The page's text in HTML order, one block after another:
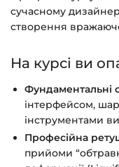
сучасному
створення
На курсі ви
Фундаментальні
інтерфейсом,
інструментами
Професійна
прийоми